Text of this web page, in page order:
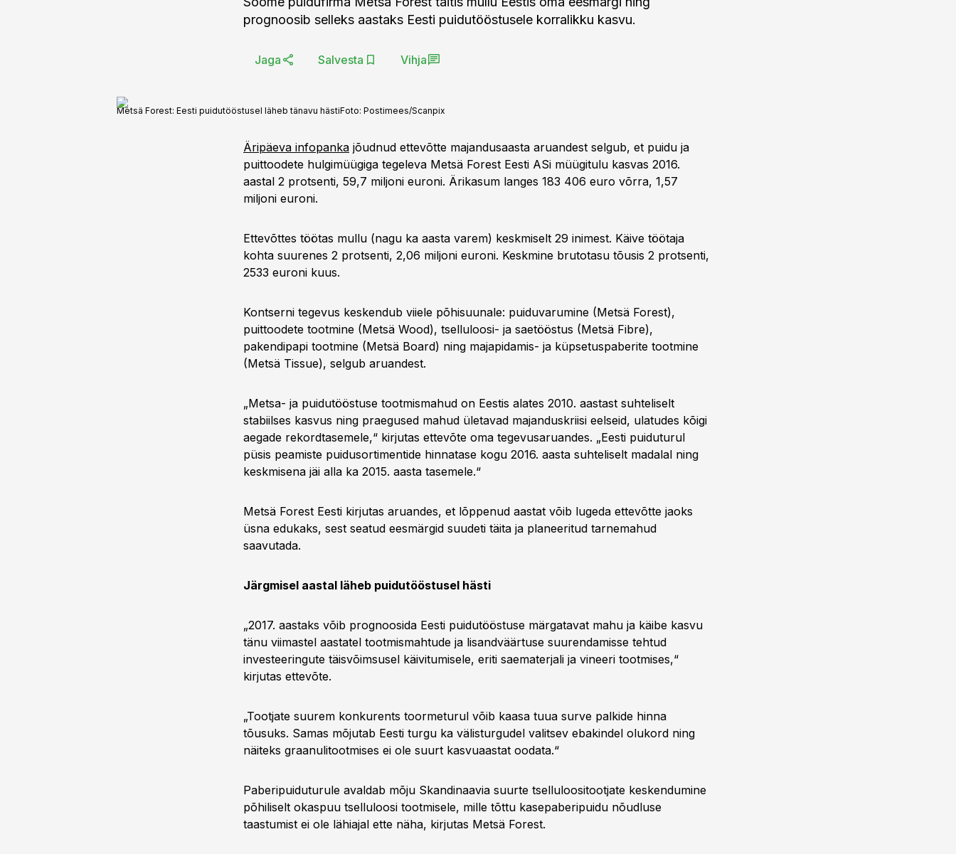
prognoosib selleks aastaks Eesti puidutööstusele korralikku kasvu.
Jaga Salvesta Vihja
Metsä Forest: Eesti puidutööstusel läheb tänavu hästiFoto: Postimees/Scanpix
Äripäeva infopanka jõudnud ettevõtte majandusaasta aruandest selgub, et puidu ja
puittoodete hulgimüügiga tegeleva Metsä Forest Eesti ASi müügitulu kasvas 2016.
aastal 2 protsenti, 59,7 miljoni euroni. Ärikasum langes 183 406 euro võrra, 1,57
miljoni euroni.
Ettevõttes töötas mullu (nagu ka aasta varem) keskmiselt 29 inimest. Käive töötaja
kohta suurenes 2 protsenti, 2,06 miljoni euroni. Keskmine brutotasu tõusis 2 protsenti,
2533 euroni kuus.
Kontserni tegevus keskendub viiele põhisuunale: puiduvarumine (Metsä Forest),
puittoodete tootmine (Metsä Wood), tselluloosi- ja saetööstus (Metsä Fibre),
pakendipapi tootmine (Metsä Board) ning majapidamis- ja küpsetuspaberite tootmine
(Metsä Tissue), selgub aruandest.
„Metsa- ja puidutööstuse tootmismahud on Eestis alates 2010. aastast suhteliselt
stabiilses kasvus ning praegused mahud ületavad majanduskriisi eelseid, ulatudes kõigi
aegade rekordtasemele,“ kirjutas ettevõte oma tegevusaruandes. „Eesti puiduturul
püsis peamiste puidusortimentide hinnatase kogu 2016. aasta suhteliselt madalal ning
keskmisena jäi alla ka 2015. aasta tasemele.“
Metsä Forest Eesti kirjutas aruandes, et lõppenud aastat võib lugeda ettevõtte jaoks
üsna edukaks, sest seatud eesmärgid suudeti täita ja planeeritud tarnemahud
saavutada.
Järgmisel aastal läheb puidutööstusel hästi
„2017. aastaks võib prognoosida Eesti puidutööstuse märgatavat mahu ja käibe kasvu
tänu viimastel aastatel tootmismahtude ja lisandväärtuse suurendamisse tehtud
investeeringute täisvõimsusel käivitumisele, eriti saematerjali ja vineeri tootmises,“
kirjutas ettevõte.
„Tootjate suurem konkurents toormeturul võib kaasa tuua surve palkide hinna
tõusuks. Samas mõjutab Eesti turgu ka välisturgudel valitsev ebakindel olukord ning
näiteks graanulitootmises ei ole suurt kasvuaastat oodata.“
Paberipuiduturule avaldab mõju Skandinaavia suurte tselluloositootjate keskendumine
põhiliselt okaspuu tselluloosi tootmisele, mille tõttu kasepaberipuidu nõudluse
taastumist ei ole lähiajal ette näha, kirjutas Metsä Forest.